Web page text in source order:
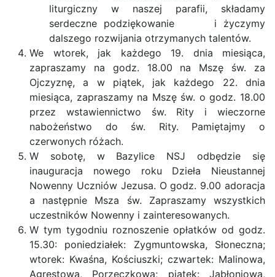
liturgiczny w naszej parafii, składamy
serdeczne podziękowanie i życzymy
dalszego rozwijania otrzymanych talentów.
We wtorek, jak każdego 19. dnia miesiąca,
zapraszamy na godz. 18.00 na Mszę św. za
Ojczyznę, a w piątek, jak każdego 22. dnia
miesiąca, zapraszamy na Mszę św. o godz. 18.00
przez wstawiennictwo św. Rity i wieczorne
nabożeństwo do św. Rity. Pamiętajmy o
czerwonych różach.
W sobotę, w Bazylice NSJ odbędzie się
inauguracja nowego roku Dzieła Nieustannej
Nowenny Uczniów Jezusa. O godz. 9.00 adoracja
a następnie Msza św. Zapraszamy wszystkich
uczestników Nowenny i zainteresowanych.
W tym tygodniu roznoszenie opłatków od godz.
15.30: poniedziałek: Zygmuntowska, Słoneczna;
wtorek: Kwaśna, Kościuszki; czwartek: Malinowa,
Agrestowa, Porzeczkowa; piątek: Jabłoniowa,